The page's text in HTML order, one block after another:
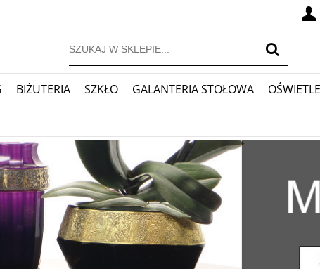
BIŻUTERIA SZKŁO GALANTERIA STOŁOWA